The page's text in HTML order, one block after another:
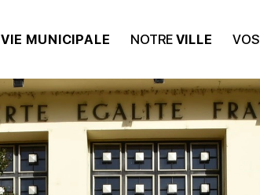
VIE MUNICIPALE NOTRE VILLE VOS